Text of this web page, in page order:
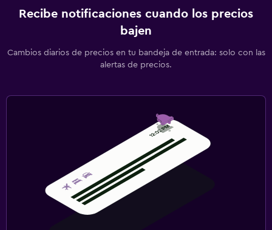
Recibe notificaciones cuando los precios
bajen
Cambios diarios de precios en tu bandeja de entrada: solo con las
alertas de precios.